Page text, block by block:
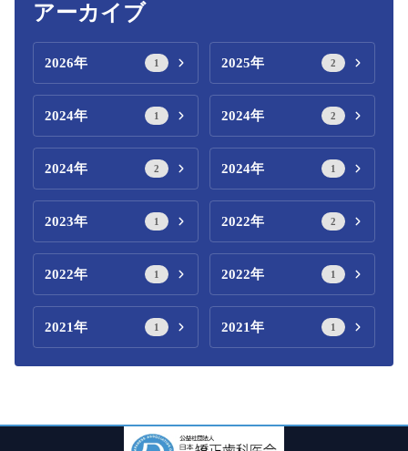
アーカイブ
2026年 1 2025年 2
2024年 1 2024年 2
2024年 2 2024年 1
2023年 1 2022年 2
2022年 1 2022年 1
2021年 1 2021年 1